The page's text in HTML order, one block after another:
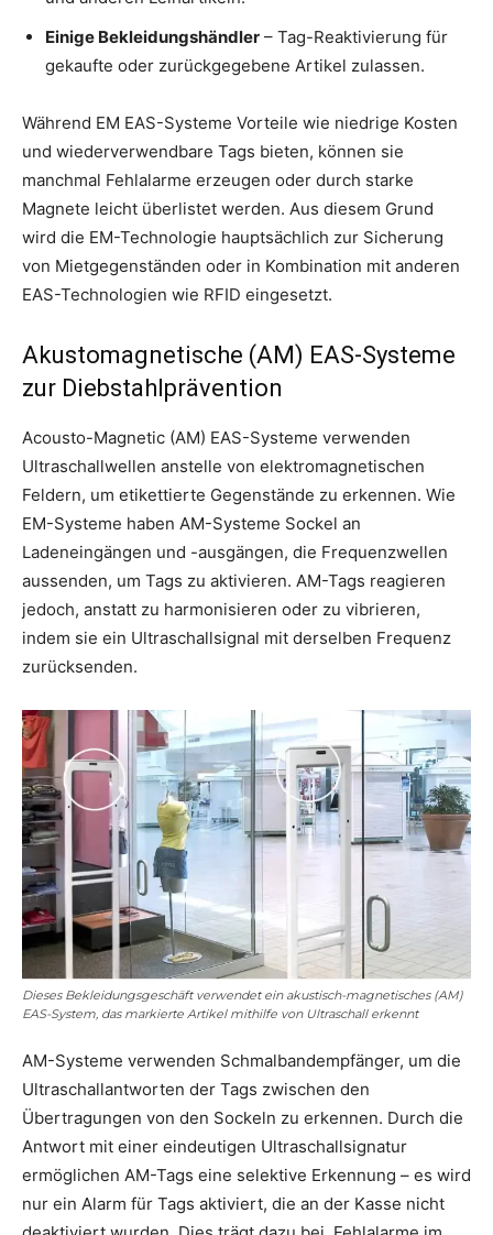
Einige Bekleidungshändler – Tag-Reaktivierung für
gekaufte oder zurückgegebene Artikel zulassen.
Während EM EAS-Systeme Vorteile wie niedrige Kosten
und wiederverwendbare Tags bieten, können sie
manchmal Fehlalarme erzeugen oder durch starke
Magnete leicht überlistet werden. Aus diesem Grund
wird die EM-Technologie hauptsächlich zur Sicherung
von Mietgegenständen oder in Kombination mit anderen
EAS-Technologien wie RFID eingesetzt.
Akustomagnetische (AM) EAS-Systeme
zur Diebstahlprävention
Acousto-Magnetic (AM) EAS-Systeme verwenden
Ultraschallwellen anstelle von elektromagnetischen
Feldern, um etikettierte Gegenstände zu erkennen. Wie
EM-Systeme haben AM-Systeme Sockel an
Ladeneingängen und -ausgängen, die Frequenzwellen
aussenden, um Tags zu aktivieren. AM-Tags reagieren
jedoch, anstatt zu harmonisieren oder zu vibrieren,
indem sie ein Ultraschallsignal mit derselben Frequenz
zurücksenden.
Dieses Bekleidungsgeschäft verwendet ein akustisch-magnetisches (AM)
EAS-System, das markierte Artikel mithilfe von Ultraschall erkennt
AM-Systeme verwenden Schmalbandempfänger, um die
Ultraschallantworten der Tags zwischen den
Übertragungen von den Sockeln zu erkennen. Durch die
Antwort mit einer eindeutigen Ultraschallsignatur
ermöglichen AM-Tags eine selektive Erkennung – es wird
nur ein Alarm für Tags aktiviert, die an der Kasse nicht